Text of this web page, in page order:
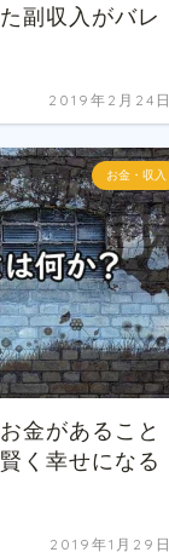
副収入がバレ
2019年2月24日
お金・収入
金があること
く幸せになる
2019年1月29日